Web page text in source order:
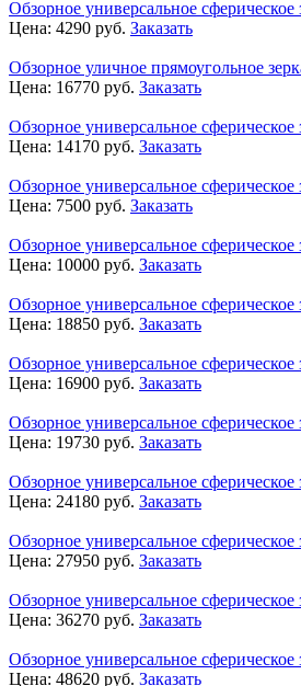
Обзорное универсальное сферическое
Цена: 4290 руб. Заказать
Обзорное уличное прямоугольное
Цена: 16770 руб. Заказать
Обзорное универсальное
Цена: 14170 руб. Заказать
Обзорное универсальное
Цена: 7500 руб. Заказать
Обзорное универсальное
Цена: 10000 руб. Заказать
Обзорное универсальное
Цена: 18850 руб. Заказать
Обзорное универсальное
Цена: 16900 руб. Заказать
Обзорное универсальное
Цена: 19730 руб. Заказать
Обзорное универсальное
Цена: 24180 руб. Заказать
Обзорное универсальное
Цена: 27950 руб. Заказать
Обзорное универсальное
Цена: 36270 руб. Заказать
Обзорное универсальное
Цена: 48620 руб. Заказать